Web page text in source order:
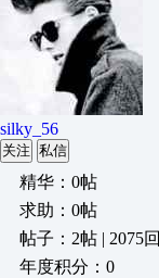
silky_56
关注 私信
精华：0帖
求助：0帖
帖子：2帖 | 2075回
年度积分：0